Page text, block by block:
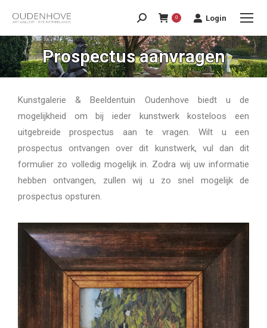
0 Login
Prospectus aanvragen
Kunstgalerie & Beeldentuin Oudenhove biedt u de
mogelijkheid om bij ieder kunstwerk kosteloos een
uitgebreide prospectus aan te vragen. Wilt u een
prospectus ontvangen over dit kunstwerk, vul dan dit
formulier zo volledig mogelijk in. Zodra wij uw informatie
hebben ontvangen, zullen wij u zo snel mogelijk de
prospectus opsturen.